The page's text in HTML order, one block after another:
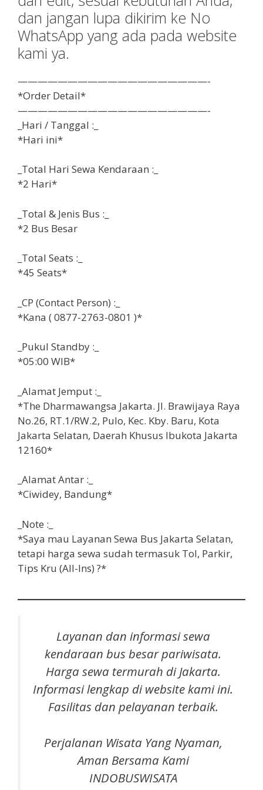
dan jangan lupa dikirim ke No
WhatsApp yang ada pada website
kami ya.
———————————————————-
*Order Detail*
———————————————————-
_Hari / Tanggal :_
*Hari ini*
_Total Hari Sewa Kendaraan :_
*2 Hari*
_Total & Jenis Bus :_
*2 Bus Besar
_Total Seats :_
*45 Seats*
_CP (Contact Person) :_
*Kana ( 0877-2763-0801 )*
_Pukul Standby :_
*05:00 WIB*
_Alamat Jemput :_
*The Dharmawangsa Jakarta. Jl. Brawijaya Raya
No.26, RT.1/RW.2, Pulo, Kec. Kby. Baru, Kota
Jakarta Selatan, Daerah Khusus Ibukota Jakarta
12160*
_Alamat Antar :_
*Ciwidey, Bandung*
_Note :_
*Saya mau Layanan Sewa Bus Jakarta Selatan,
tetapi harga sewa sudah termasuk Tol, Parkir,
Tips Kru (All-Ins) ?*
Layanan dan informasi sewa
kendaraan bus besar pariwisata.
Harga sewa termurah di Jakarta.
Informasi lengkap di website kami ini.
Fasilitas dan pelayanan terbaik.
Perjalanan Wisata Yang Nyaman,
Aman Bersama Kami
INDOBUSWISATA